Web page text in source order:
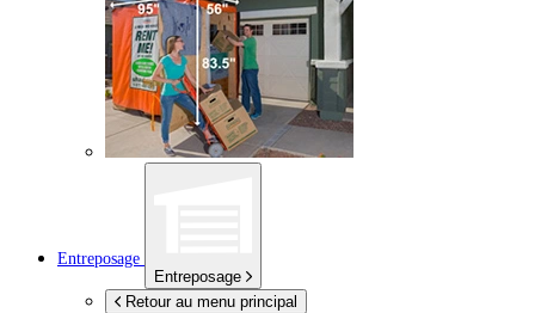
Entreposage
Entreposage
Retour au menu principal